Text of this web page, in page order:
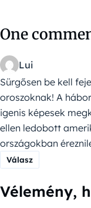
One
Lui
Sürgősen be kell
oroszoknak! A
igenis képesek
ellen ledobott
országokban
Válasz
Vélemény,